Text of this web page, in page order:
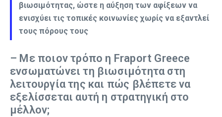
βιωσιμότητας, ώστε η αύξηση των αφίξεων να
ενισχύει τις τοπικές κοινωνίες χωρίς να εξαντλεί
τους πόρους τους
– Με ποιον τρόπο η Fraport Greece
ενσωματώνει τη βιωσιμότητα στη
λειτουργία της και πώς βλέπετε να
εξελίσσεται αυτή η στρατηγική στο
μέλλον;